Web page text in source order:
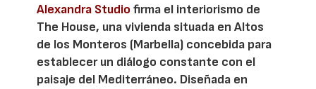
Alexandra Studio firma el interiorismo de
The House, una vivienda situada en Altos
de los Monteros (Marbella) concebida para
establecer un diálogo constante con el
paisaje del Mediterráneo. Diseñada en